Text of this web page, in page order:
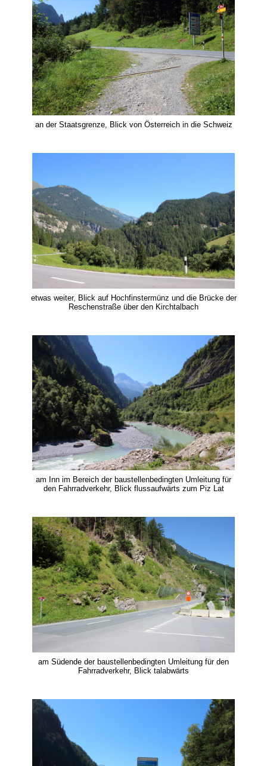
an der Staatsgrenze, Blick von Österreich in die Schweiz
etwas weiter, Blick auf Hochfinstermünz und die Brücke der
Reschenstraße über den Kirchtalbach
am Inn im Bereich der baustellenbedingten Umleitung für
den Fahrradverkehr, Blick flussaufwärts zum Piz Lat
am Südende der baustellenbedingten Umleitung für den
Fahrradverkehr, Blick talabwärts